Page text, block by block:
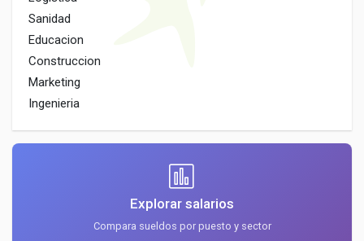
Sanidad
Educacion
Construccion
Marketing
Ingenieria
Explorar salarios
Compara sueldos por puesto y sector